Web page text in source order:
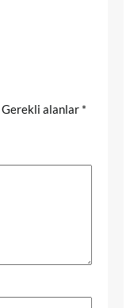
Gerekli alanlar *